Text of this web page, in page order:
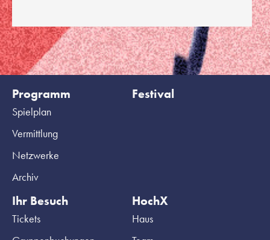
Programm
Spielplan
Vermittlung
Netzwerke
Archiv
Festival
Ihr Besuch
Tickets
HochX
Haus